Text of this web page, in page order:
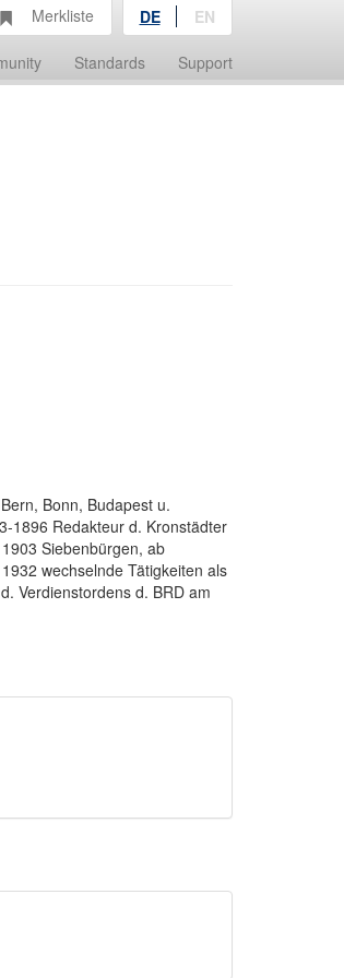
Standards Support
Merkliste DE EN
Bonn, Budapest u.
1896 Redakteur d. Kronstädter
Siebenbürgen, ab
wechselnde Tätigkeiten als
Verdienstordens d. BRD am